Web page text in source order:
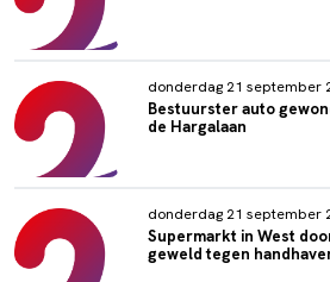
donderdag 21 september
Bestuurster auto
de Hargalaan
donderdag 21 september
Supermarkt in West
geweld tegen